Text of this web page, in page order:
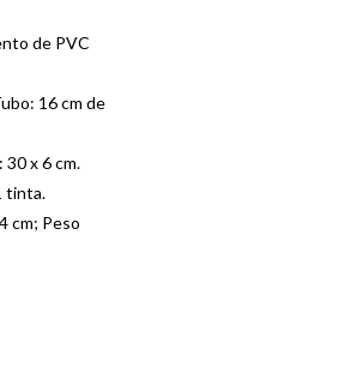
de PVC
16 cm de
30 x 6 cm.
tinta.
cm; Peso